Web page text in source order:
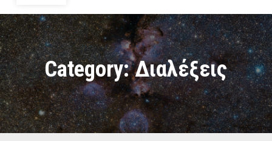
Category:Διαλέξεις